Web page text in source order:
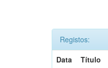
Registos:
Data
Título